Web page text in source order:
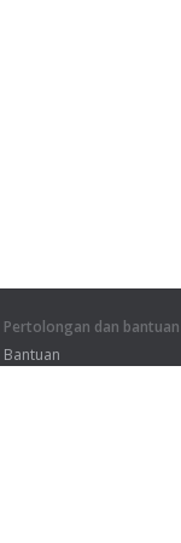
Pertolongan dan bantuan
Bantuan